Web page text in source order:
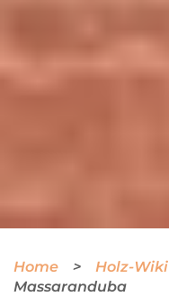
Home Holz-Wiki
Massaranduba